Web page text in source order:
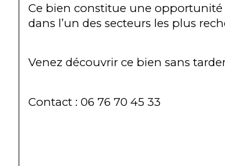
Ce bien constitue une
dans l’un des secteurs les plus
Venez découvrir ce bien sans
Contact : 06 76 70 45 33